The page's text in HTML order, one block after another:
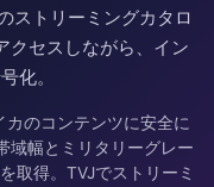
ストリーミングカタロ
クセスしながら、イン
化。
カのコンテンツに安全に
域幅とミリタリーグレー
取得。TVJでストリーミ